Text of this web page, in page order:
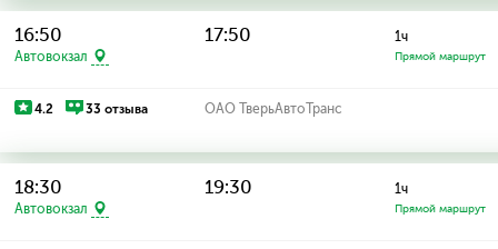
16:50
Автовокзал
17:50 1ч
Прямой маршрут
4.2 33 отзыва ОАО ТверьАвтоТранс
18:30
Автовокзал
19:30 1ч
Прямой маршрут